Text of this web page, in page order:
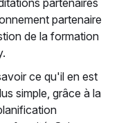
partenaires
partenaire
de la formation
ce qu'il en est
simple, grâce à la